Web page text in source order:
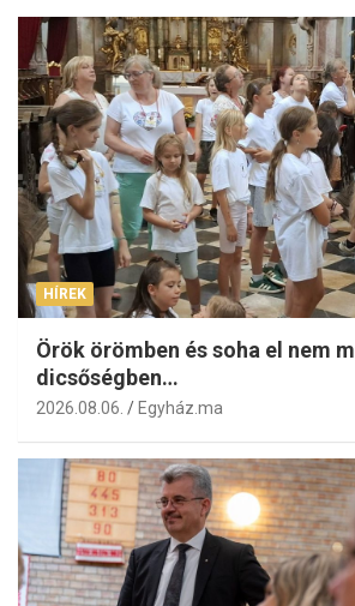
HÍREK
Örök örömben és soha el nem
dicsőségben…
2026.08.06. Egyház.ma